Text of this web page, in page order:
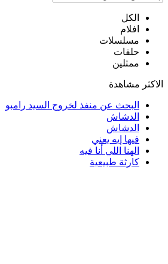
الكل
افلام
مسلسلات
حلقات
ممثلين
الاكثر مشاهدة
البحث عن منفذ لخروج السيد رامبو
الدشاش
الدشاش
فيها إيه يعني
الهنا اللي أنا فيه
كارثة طبيعية